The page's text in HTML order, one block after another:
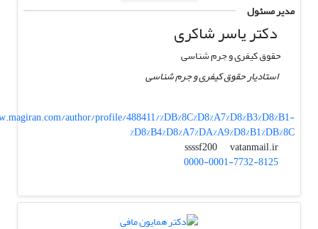
مدیر مسئول
دکتر یاسر شاکری
حقوق کیفری و جرم شناسی
استادیار حقوق کیفری و جرم شناسی
author/profile/488411/%DB%8C%D8%A7%D8%B3%D8%B1-
%D8%B4%D8%A7%DA%A9%D8%B1%DB%8C
ssssf200
vatanmail.ir
0000-0001-7732-8125